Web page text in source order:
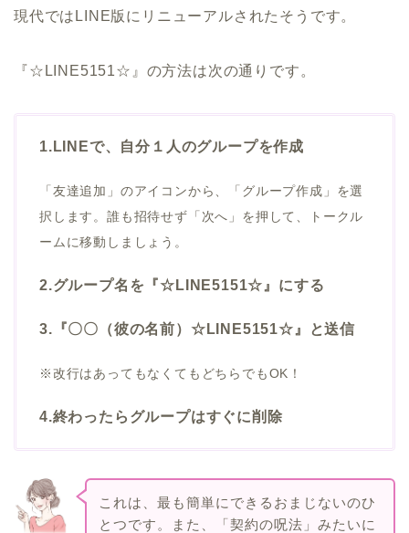
現代ではLINE版にリニューアルされたそうです。
『☆LINE5151☆』の方法は次の通りです。
1.LINEで、自分１人のグループを作成
「友達追加」のアイコンから、「グループ作成」を選
択します。誰も招待せず「次へ」を押して、トークル
ームに移動しましょう。
2.グループ名を『☆LINE5151☆』にする
3.『〇〇（彼の名前）☆LINE5151☆』と送信
※改行はあってもなくてもどちらでもOK！
4.終わったらグループはすぐに削除
これは、最も簡単にできるおまじないのひ
とつです。また、「契約の呪法」みたいに